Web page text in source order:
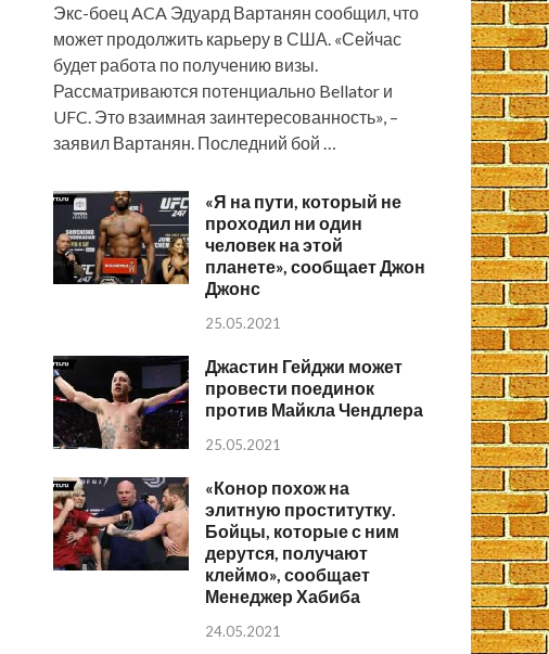
Экс-боец ACA Эдуард Вартанян сообщил, что
может продолжить карьеру в США. «Сейчас
будет работа по получению визы.
Рассматриваются потенциально Bellator и
UFC. Это взаимная заинтересованность», –
заявил Вартанян. Последний бой …
«Я на пути, который не
проходил ни один
человек на этой
планете», сообщает Джон
Джонс
25.05.2021
Джастин Гейджи может
провести поединок
против Майкла Чендлера
25.05.2021
«Конор похож на
элитную проститутку.
Бойцы, которые с ним
дерутся, получают
клеймо», сообщает
Менеджер Хабиба
24.05.2021